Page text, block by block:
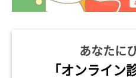
あなたに
「オンライン